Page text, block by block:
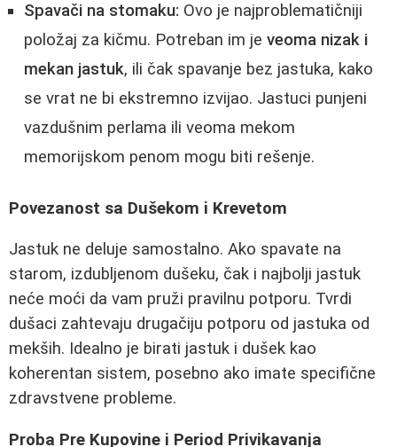
Spavači na stomaku: Ovo je najproblematičniji
položaj za kičmu. Potreban im je veoma nizak i
mekan jastuk, ili čak spavanje bez jastuka, kako
se vrat ne bi ekstremno izvijao. Jastuci punjeni
vazdušnim perlama ili veoma mekom
memorijskom penom mogu biti rešenje.
Povezanost sa Dušekom i Krevetom
Jastuk ne deluje samostalno. Ako spavate na
starom, izdubljenom dušeku, čak i najbolji jastuk
neće moći da vam pruži pravilnu potporu. Tvrdi
dušaci zahtevaju drugačiju potporu od jastuka od
mekših. Idealno je birati jastuk i dušek kao
koherentan sistem, posebno ako imate specifične
zdravstvene probleme.
Proba Pre Kupovine i Period Privikavanja